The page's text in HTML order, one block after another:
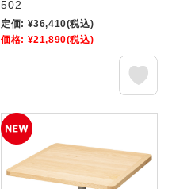
502
定価: ¥36,410(税込)
価格: ¥21,890(税込)